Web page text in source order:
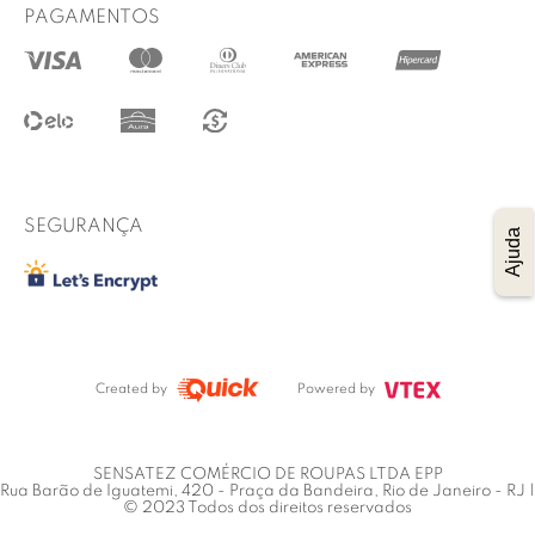
Ajuda
Prazo de entrega
Regulamento das promoções
Trocas e Devoluções
PAGAMENTOS
SEGURANÇA
Created by Powered by
SENSATEZ COMÉRCIO DE ROUPAS LTDA EPP
Rua Barão de Iguatemi, 420 - Praça da Bandeira, Rio de Janeiro - RJ |
© 2023 Todos dos direitos reservados